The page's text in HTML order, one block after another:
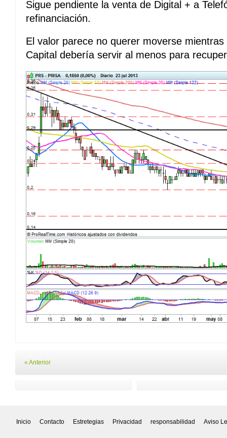
Sigue pendiente la venta de Digital + a
refinanciación.
El valor parece no querer moverse
Capital debería servir al menos para
« Anterior
Inicio Contacto Estretegias Privacidad responsabilidad Aviso